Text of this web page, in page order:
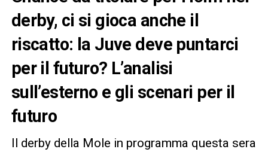
derby, ci si gioca anche il
riscatto: la Juve deve puntarci
per il futuro? L’analisi
sull’esterno e gli scenari per il
futuro
Il derby della Mole in programma questa sera